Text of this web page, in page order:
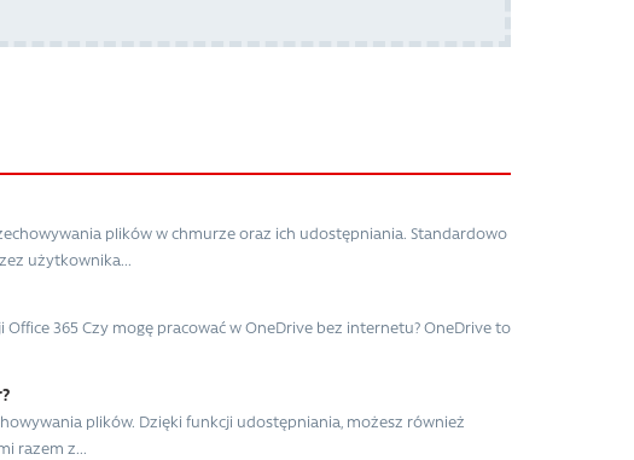
plików w chmurze oraz ich udostępniania. Standardowo
użytkownika...
365 Czy mogę pracować w OneDrive bez internetu? OneDrive to
plików. Dzięki funkcji udostępniania, możesz również
razem z...